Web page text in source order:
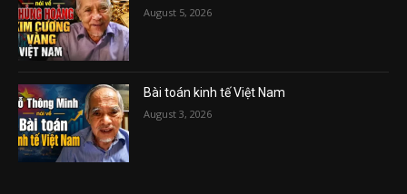
August 5, 2026
Bài toán kinh tế Việt Nam
August 3, 2026